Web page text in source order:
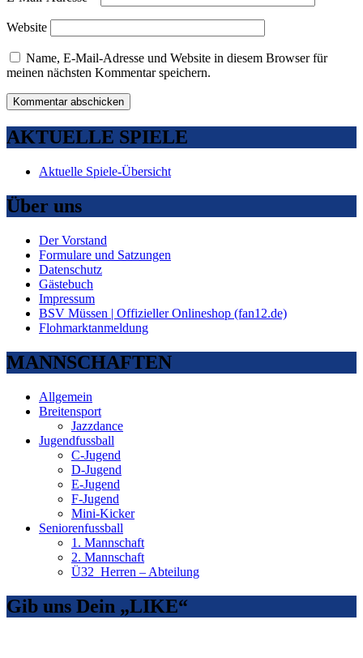
Website
Name, E-Mail-Adresse und Website in diesem Browser für
meinen nächsten Kommentar speichern.
AKTUELLE SPIELE
Aktuelle Spiele-Übersicht
Über uns
Der Vorstand
Formulare und Satzungen
Datenschutz
Gästebuch
Impressum
BSV Müssen | Offizieller Onlineshop (fan12.de)
Flohmarktanmeldung
MANNSCHAFTEN
Allgemein
Breitensport
Jazzdance
Jugendfussball
C-Jugend
D-Jugend
E-Jugend
F-Jugend
Mini-Kicker
Seniorenfussball
1. Mannschaft
2. Mannschaft
Ü32_Herren – Abteilung
Gib uns Dein „LIKE“